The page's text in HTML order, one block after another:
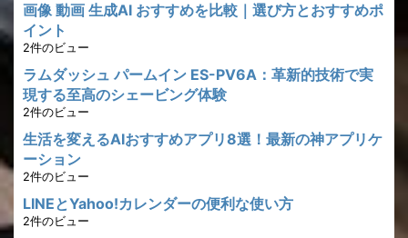
画像 動画 生成AI おすすめを比較｜選び方とおすすめポ
イント
2件のビュー
ラムダッシュ パームイン ES-PV6A：革新的技術で実
現する至高のシェービング体験
2件のビュー
生活を変えるAIおすすめアプリ8選！最新の神アプリケ
ーション
2件のビュー
LINEとYahoo!カレンダーの便利な使い方
2件のビュー